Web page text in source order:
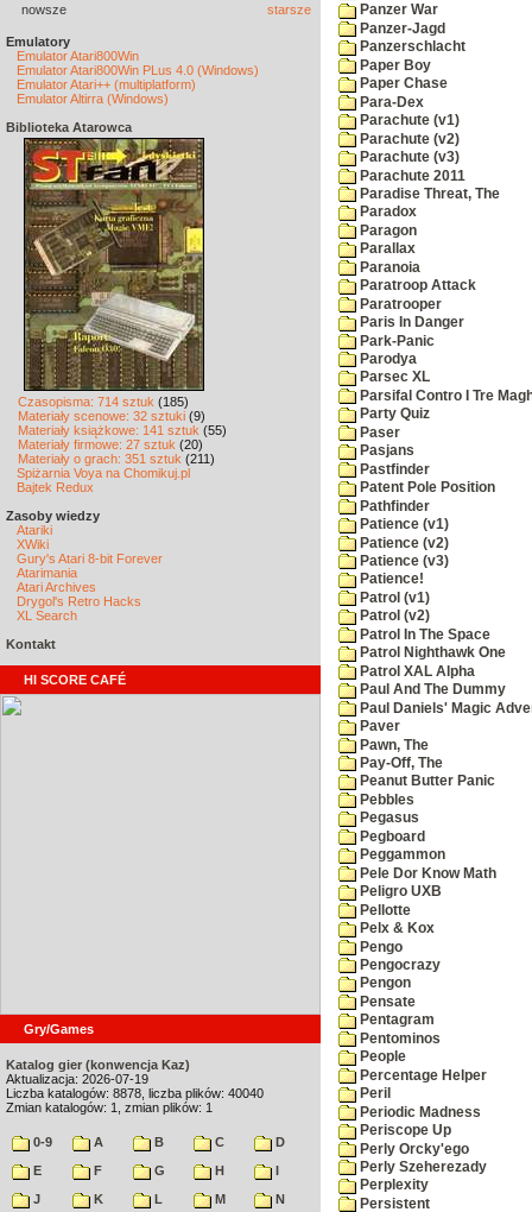
nowsze starsze
Emulatory
Emulator Atari800Win
Emulator Atari800Win PLus 4.0 (Windows)
Emulator Atari++ (multiplatform)
Emulator Altirra (Windows)
Biblioteka Atarowca
Czasopisma: 714 sztuk (185)
Materiały scenowe: 32 sztuki (9)
Materiały książkowe: 141 sztuk (55)
Materiały firmowe: 27 sztuk (20)
Materiały o grach: 351 sztuk (211)
Spiżarnia Voya na Chomikuj.pl
Bajtek Redux
Zasoby wiedzy
Atariki
XWiki
Gury's Atari 8-bit Forever
Atarimania
Atari Archives
Drygol's Retro Hacks
XL Search
Kontakt
HI SCORE CAFÉ
Gry/Games
Katalog gier (konwencja Kaz)
Aktualizacja: 2026-07-19
Liczba katalogów: 8878, liczba plików: 40040
Zmian katalogów: 1, zmian plików: 1
0-9 A B C
D
E
F G H
I
J
K L M
N
Panzer War
Panzer-Jagd
Panzerschlacht
Paper Boy
Paper Chase
Para-Dex
Parachute (v1)
Parachute (v2)
Parachute (v3)
Parachute 2011
Paradise Threat, The
Paradox
Paragon
Parallax
Paranoia
Paratroop Attack
Paratrooper
Paris In Danger
Park-Panic
Parodya
Parsec XL
Parsifal Contro I Tre
Party Quiz
Paser
Pasjans
Pastfinder
Patent Pole Position
Pathfinder
Patience (v1)
Patience (v2)
Patience (v3)
Patience!
Patrol (v1)
Patrol (v2)
Patrol In The Space
Patrol Nighthawk One
Patrol XAL Alpha
Paul And The Dummy
Paul Daniels' Magic
Paver
Pawn, The
Pay-Off, The
Peanut Butter Panic
Pebbles
Pegasus
Pegboard
Peggammon
Pele Dor Know Math
Peligro UXB
Pellotte
Pelx & Kox
Pengo
Pengocrazy
Pengon
Pensate
Pentagram
Pentominos
People
Percentage Helper
Peril
Periodic Madness
Periscope Up
Perly Orcky'ego
Perly Szeherezady
Perplexity
Persistent